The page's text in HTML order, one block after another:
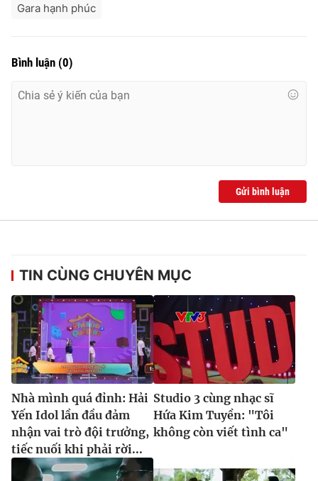
Gara hạnh phúc
Bình luận (0)
Gửi bình luận
TIN CÙNG CHUYÊN MỤC
Nhà mình quá đỉnh: Hải
Yến Idol lần đầu đảm
nhận vai trò đội trưởng,
tiếc nuối khi phải rời...
Studio 3 cùng nhạc sĩ
Hứa Kim Tuyền: "Tôi
không còn viết tình ca"